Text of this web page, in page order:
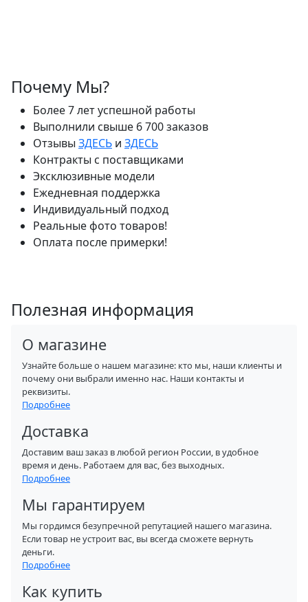
Почему Мы?
Более 7 лет успешной работы
Выполнили свыше 6 700 заказов
Отзывы ЗДЕСЬ и ЗДЕСЬ
Контракты с поставщиками
Эксклюзивные модели
Ежедневная поддержка
Индивидуальный подход
Реальные фото товаров!
Оплата после примерки!
Полезная информация
О магазине
Узнайте больше о нашем магазине: кто мы, наши клиенты и
почему они выбрали именно нас. Наши контакты и
реквизиты.
Подробнее
Доставка
Доставим ваш заказ в любой регион России, в удобное
время и день. Работаем для вас, без выходных.
Подробнее
Мы гарантируем
Мы гордимся безупречной репутацией нашего магазина.
Если товар не устроит вас, вы всегда сможете вернуть
деньги.
Подробнее
Как купить